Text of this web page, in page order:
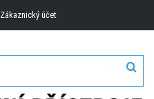
Zákaznický účet